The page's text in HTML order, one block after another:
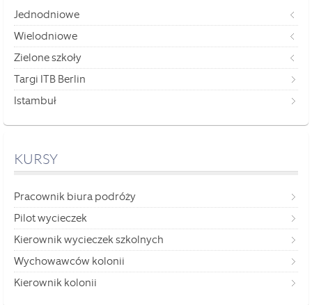
Jednodniowe
Wielodniowe
Zielone szkoły
Targi ITB Berlin
Istambuł
KURSY
Pracownik biura podróży
Pilot wycieczek
Kierownik wycieczek szkolnych
Wychowawców kolonii
Kierownik kolonii